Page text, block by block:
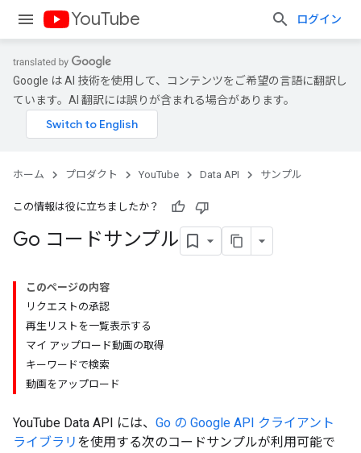
YouTube ログイン
Google は AI 技術を使用して、コンテンツをご希望の言語に翻訳し
ています。AI 翻訳には誤りが含まれる場合があります。
ホーム プロダクト YouTube Data API サンプル
この情報は役に立ちましたか？
Go コードサンプル
このページの内容
リクエストの承認
再生リストを一覧表示する
マイ アップロード動画の取得
キーワードで検索
動画をアップロード
YouTube Data API には、 Go の Google API クライアント
ライブラリ を使用する次のコードサンプルが利用可能で